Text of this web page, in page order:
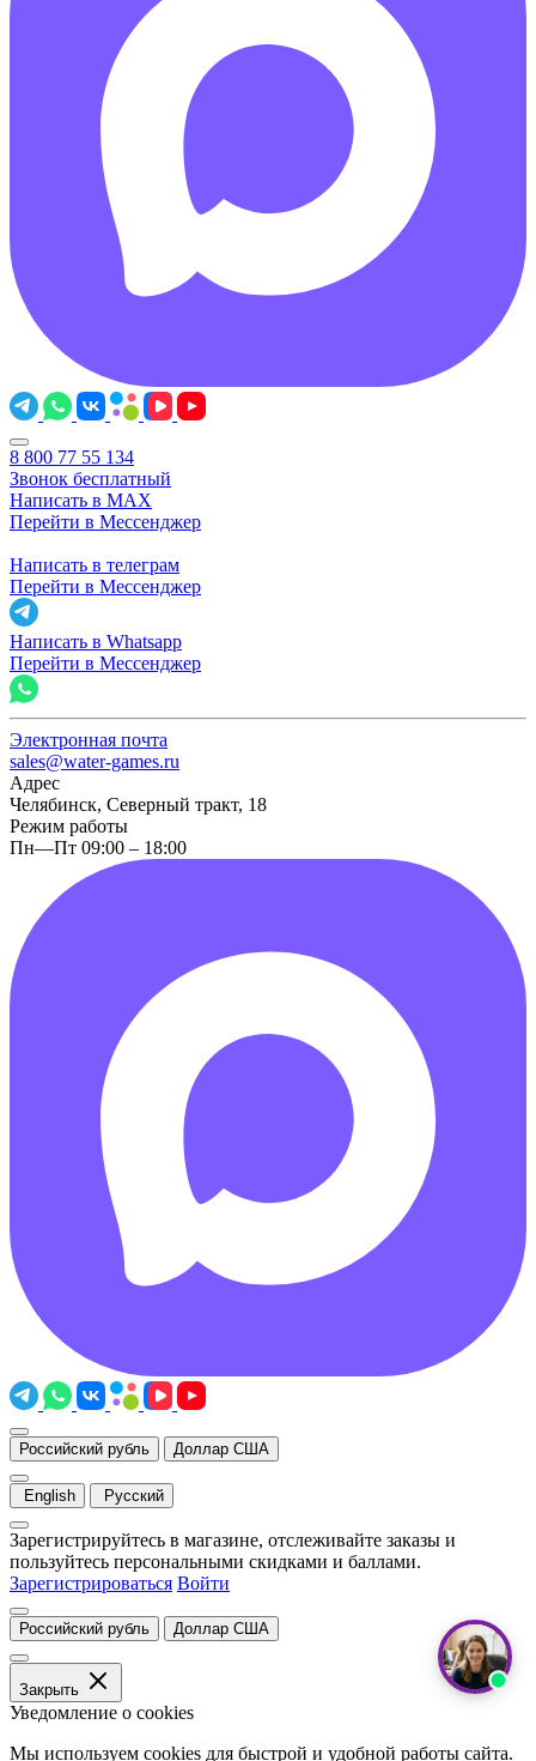
8 800 77 55 134
Звонок бесплатный
Написать в MAX
Перейти в Мессенджер
Написать в телеграм
Перейти в Мессенджер
Написать в Whatsapp
Перейти в Мессенджер
Электронная почта
sales@water-games.ru
Адрес
Челябинск, Северный тракт, 18
Режим работы
Пн—Пт 09:00 – 18:00
Российский рубль Доллар США
English Русский
Зарегистрируйтесь в магазине, отслеживайте заказы и
пользуйтесь персональными скидками и баллами.
Зарегистрироваться Войти
Российский рубль Доллар США
Закрыть
Уведомление о cookies
Мы используем cookies для быстрой и удобной работы сайта.